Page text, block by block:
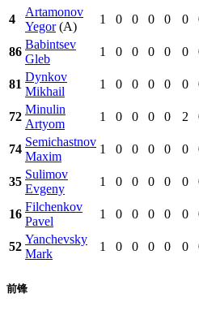
4
Artamonov
Yegor(A)
1 0 0 0 0 0
86
Babintsev
Gleb
1 0 0 0 0 0
81
Dynkov
Mikhail
1 0 0 0 0 0
72
Minulin
Artyom
1 0 0 0 0 2
74
Semichastnov
Maxim
1 0 0 0 0 0
35
Sulimov
Evgeny
1 0 0 0 0 0
16
Filchenkov
Pavel
1 0 0 0 0 0
52
Yanchevsky
Mark
1 0 0 0 0 0
前锋